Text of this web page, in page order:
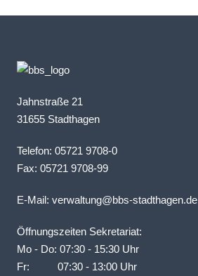
Jahnstraße 21
31655 Stadthagen
Telefon: 05721 9708-0
Fax: 05721 9708-99
E-Mail: verwaltung@bbs-stadthagen.de
Öffnungszeiten Sekretariat:
Mo - Do: 07:30 - 15:30 Uhr
Fr: 07:30 - 13:00 Uhr